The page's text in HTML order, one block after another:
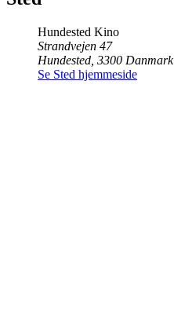
Hundested Kino
Strandvejen 47
Hundested 3300 Danmark
Se Sted hjemmeside